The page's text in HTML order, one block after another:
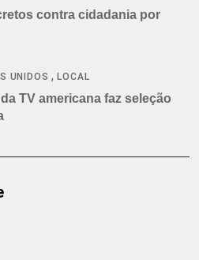
contra cidadania por
UNIDOS ,LOCAL
TV americana faz seleção